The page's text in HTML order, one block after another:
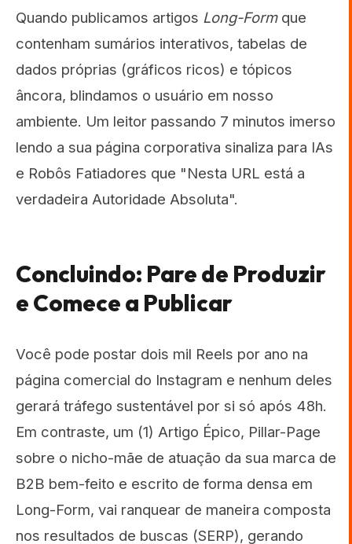
Quando publicamos artigos Long-Formque
contenham sumários interativos, tabelas de
dados próprias (gráficos ricos) e tópicos
âncora, blindamos o usuário em nosso
ambiente. Um leitor passando 7 minutos imerso
lendo a sua página corporativa sinaliza para IAs
e Robôs Fatiadores que "Nesta URL está a
verdadeira Autoridade Absoluta".
Concluindo: Pare de Produzir
e Comece a Publicar
Você pode postar dois mil Reels por ano na
página comercial do Instagram e nenhum deles
gerará tráfego sustentável por si só após 48h.
Em contraste, um (1) Artigo Épico, Pillar-Page
sobre o nicho-mãe de atuação da sua marca de
B2B bem-feito e escrito de forma densa em
Long-Form, vai ranquear de maneira composta
nos resultados de buscas (SERP), gerando